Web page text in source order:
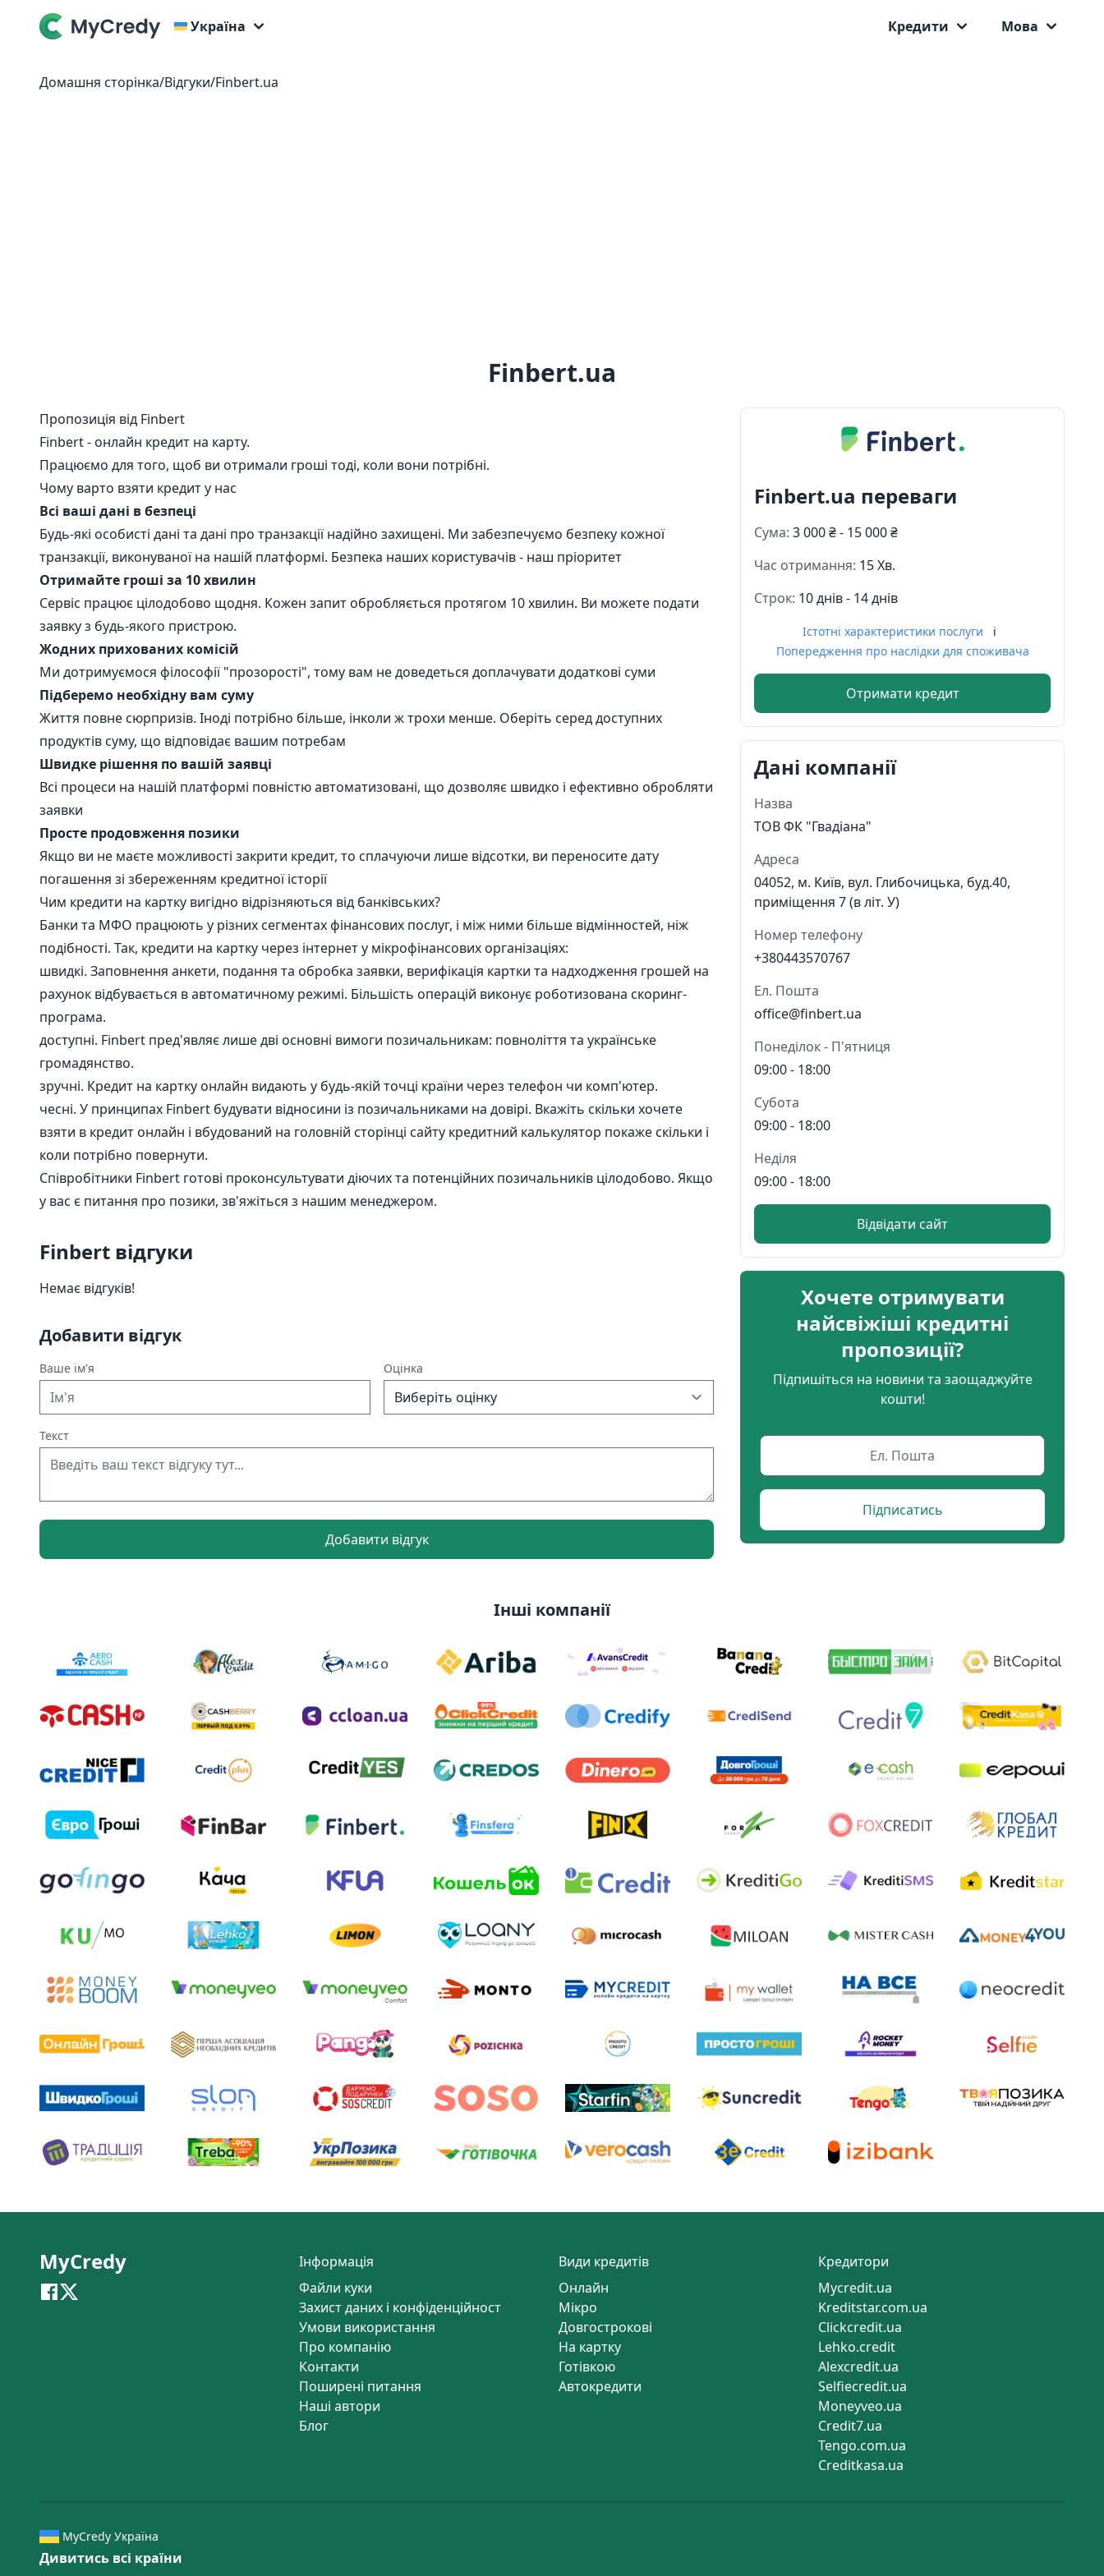
Україна Кредити Мова
Домашня сторінка/Відгуки/Finbert.ua
Finbert.ua
Finbert.ua переваги
Сума:3 000 ₴ - 15 000 ₴
Час отримання: 15 Хв.
Строк: 10 днів - 14 днів
Істотні характеристики послуги
i
Попередження про наслідки для споживача
Отримати кредит
Дані компанії
Назва
ТОВ ФК "Гвадіана"
Адреса
04052, м. Київ, вул. Глибочицька, буд.40,
приміщення 7 (в літ. У)
Номер телефону
+380443570767
Ел. Пошта
office@finbert.ua
Понеділок - П'ятниця
09:00 - 18:00
Субота
09:00 - 18:00
Неділя
09:00 - 18:00
Відвідати сайт
Хочете отримувати
найсвіжіші кредитні
пропозиції?
Підпишіться на новини та заощаджуйте
кошти!
Підписатись
Пропозиція від Finbert
Finbert - онлайн кредит на карту.
Працюємо для того, щоб ви отримали гроші тоді, коли вони потрібні.
Чому варто взяти кредит у нас
Всі ваші дані в безпеці
Будь-які особисті дані та дані про транзакції надійно захищені. Ми забезпечуємо безпеку кожної
транзакції, виконуваної на нашій платформі. Безпека наших користувачів - наш пріоритет
Отримайте гроші за 10 хвилин
Сервіс працює цілодобово щодня. Кожен запит обробляється протягом 10 хвилин. Ви можете подати
заявку з будь-якого пристрою.
Жодних прихованих комісій
Ми дотримуємося філософії "прозорості", тому вам не доведеться доплачувати додаткові суми
Підберемо необхідну вам суму
Життя повне сюрпризів. Іноді потрібно більше, інколи ж трохи менше. Оберіть серед доступних
продуктів суму, що відповідає вашим потребам
Швидке рішення по вашій заявці
Всі процеси на нашій платформі повністю автоматизовані, що дозволяє швидко і ефективно обробляти
заявки
Просте продовження позики
Якщо ви не маєте можливості закрити кредит, то сплачуючи лише відсотки, ви переносите дату
погашення зі збереженням кредитної історії
Чим кредити на картку вигідно відрізняються від банківських?
Банки та МФО працюють у різних сегментах фінансових послуг, і між ними більше відмінностей, ніж
подібності. Так, кредити на картку через інтернет у мікрофінансових організаціях:
швидкі. Заповнення анкети, подання та обробка заявки, верифікація картки та надходження грошей на
рахунок відбувається в автоматичному режимі. Більшість операцій виконує роботизована скоринг-
програма.
доступні. Finbert пред'являє лише дві основні вимоги позичальникам: повноліття та українське
громадянство.
зручні. Кредит на картку онлайн видають у будь-якій точці країни через телефон чи комп'ютер.
чесні. У принципах Finbert будувати відносини із позичальниками на довірі. Вкажіть скільки хочете
взяти в кредит онлайн і вбудований на головній сторінці сайту кредитний калькулятор покаже скільки і
коли потрібно повернути.
Співробітники Finbert готові проконсультувати діючих та потенційних позичальників цілодобово. Якщо
у вас є питання про позики, зв'яжіться з нашим менеджером.
Finbert відгуки
Немає відгуків!
Добавити відгук
Ваше ім'я Оцінка
Текст
Добавити відгук
Інші компанії
MyCredy
Інформація
Файли куки
Захист даних і конфіденційност
Умови використання
Про компанію
Контакти
Поширені питання
Наші автори
Блог
Види кредитів
Онлайн
Мікро
Довгострокові
На картку
Готівкою
Автокредити
Кредитори
Mycredit.ua
Kreditstar.com.ua
Clickcredit.ua
Lehko.credit
Alexcredit.ua
Selfiecredit.ua
Moneyveo.ua
Credit7.ua
Tengo.com.ua
Creditkasa.ua
MyCredy Україна
Дивитись всі країни